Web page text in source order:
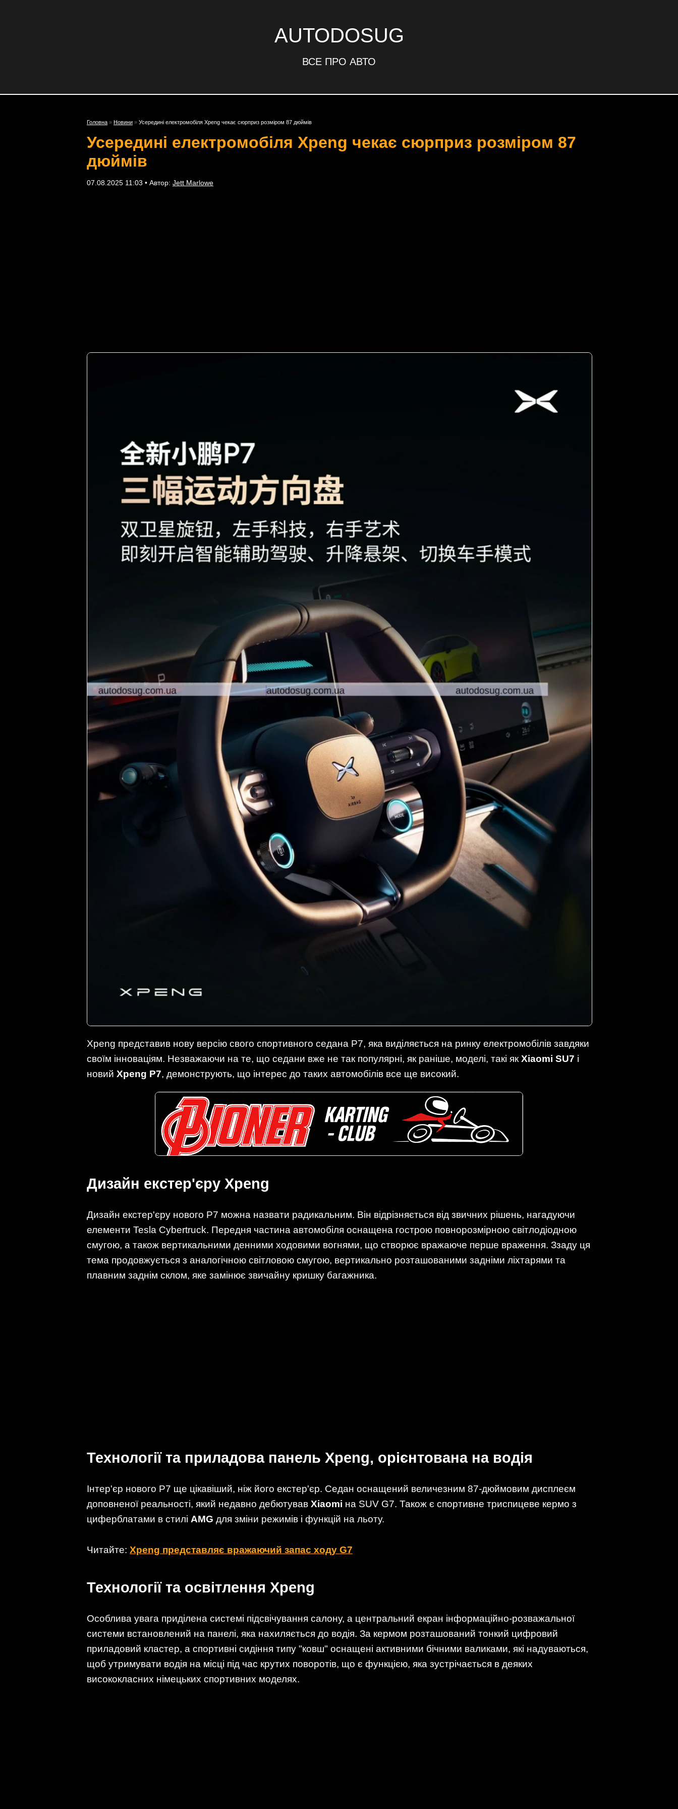
AUTODOSUG
ВСЕ ПРО АВТО
Головна » Новини » Усередині електромобіля Xpeng чекає сюрприз розміром 87 дюймів
Усередині електромобіля Xpeng чекає сюрприз розміром 87
дюймів
07.08.2025 11:03 • Автор: Jett Marlowe
Xpeng представив нову версію свого спортивного седана P7, яка виділяється на ринку електромобілів завдяки
своїм інноваціям. Незважаючи на те, що седани вже не так популярні, як раніше, моделі, такі як Xiaomi SU7 і
новий Xpeng P7, демонструють, що інтерес до таких автомобілів все ще високий.
Дизайн екстер'єру Xpeng
Дизайн екстер'єру нового P7 можна назвати радикальним. Він відрізняється від звичних рішень, нагадуючи
елементи Tesla Cybertruck. Передня частина автомобіля оснащена гострою повнорозмірною світлодіодною
смугою, а також вертикальними денними ходовими вогнями, що створює вражаюче перше враження. Ззаду ця
тема продовжується з аналогічною світловою смугою, вертикально розташованими задніми ліхтарями та
плавним заднім склом, яке замінює звичайну кришку багажника.
Технології та приладова панель Xpeng, орієнтована на водія
Інтер'єр нового P7 ще цікавіший, ніж його екстер'єр. Седан оснащений величезним 87-дюймовим дисплеєм
доповненої реальності, який недавно дебютував Xiaomi на SUV G7. Також є спортивне триспицеве кермо з
циферблатами в стилі AMG для зміни режимів і функцій на льоту.
Читайте: Xpeng представляє вражаючий запас ходу G7
Технології та освітлення Xpeng
Особлива увага приділена системі підсвічування салону, а центральний екран інформаційно-розважальної
системи встановлений на панелі, яка нахиляється до водія. За кермом розташований тонкий цифровий
приладовий кластер, а спортивні сидіння типу "ковш" оснащені активними бічними валиками, які надуваються,
щоб утримувати водія на місці під час крутих поворотів, що є функцією, яка зустрічається в деяких
висококласних німецьких спортивних моделях.